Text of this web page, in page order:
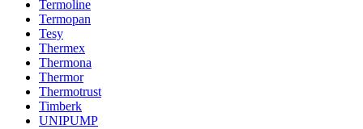
Termoline
Termopan
Tesy
Thermex
Thermona
Thermor
Thermotrust
Timberk
UNIPUMP